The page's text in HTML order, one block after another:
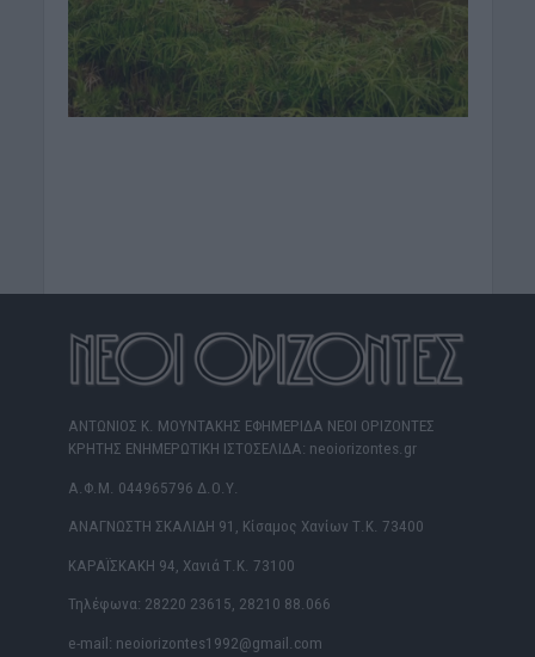
ΑΝΤΩΝΙΟΣ Κ. ΜΟΥΝΤΑΚΗΣ ΕΦΗΜΕΡΙΔΑ ΝΕΟΙ ΟΡΙΖΟΝΤΕΣ
ΚΡΗΤΗΣ ΕΝΗΜΕΡΩΤΙΚΗ ΙΣΤΟΣΕΛΙΔΑ: neoiorizontes.gr
Α.Φ.Μ. 044965796 Δ.Ο.Υ.
ΑΝΑΓΝΩΣΤΗ ΣΚΑΛΙΔΗ 91, Κίσαμος Χανίων Τ.Κ. 73400
ΚΑΡΑΪΣΚΑΚΗ 94, Χανιά Τ.Κ. 73100
Τηλέφωνα: 28220 23615, 28210 88.066
e-mail: neoiorizontes1992@gmail.com